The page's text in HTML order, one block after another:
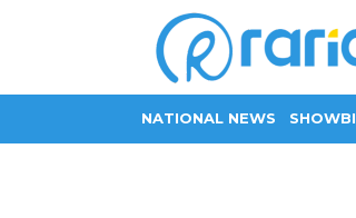
NATIONAL NEWS